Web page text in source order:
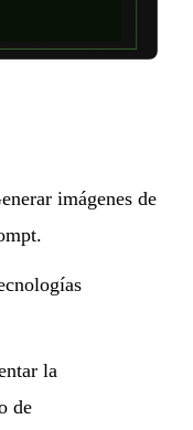
imágenes de
la
de